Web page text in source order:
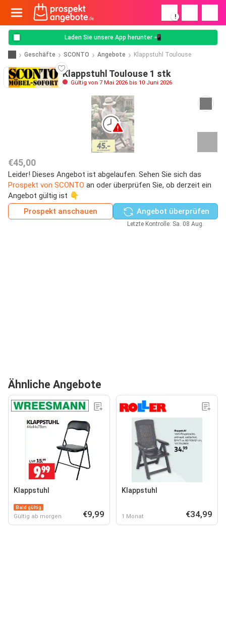
!
Laden Sie unsere App herunter 📲
Geschäfte SCONTO Angebote Klappstuhl Toulouse
Klappstuhl Toulouse 1 stk
Gültig von 7 Mai 2026 bis 10 Juni 2026
€45,00
Leider! Dieses Angebot ist abgelaufen. Sehen Sie sich das
Prospekt von SCONTO an oder überprüfen Sie, ob derzeit ein
Angebot gültig ist 👇
Prospekt anschauen
Angebot überprüfen
Letzte Kontrolle: Sa. 08 Aug.
Ähnliche Angebote
Klappstuhl
Bald gültig
Gültig ab morgen €9,99
Klappstuhl
1 Monat €34,99